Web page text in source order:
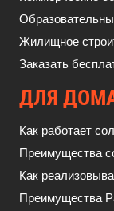
Жилищное
Заказать
ДЛЯ
Как работает
Преимущества
Как
Преимущества